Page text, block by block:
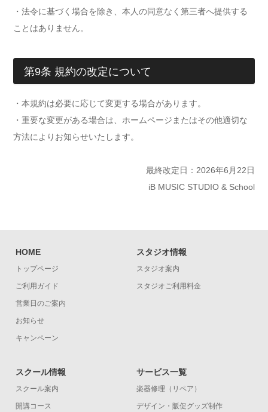
・法令に基づく場合を除き、本人の同意なく第三者へ提供する
ことはありません。
第9条 規約の改定について
・本規約は必要に応じて変更する場合があります。
・重要な変更がある場合は、ホームページまたはその他適切な
方法によりお知らせいたします。
最終改定日：2026年6月22日
iB MUSIC STUDIO & School
HOME
トップページ
ご利用ガイド
営業日のご案内
お知らせ
キャンペーン
スタジオ情報
スタジオ案内
スタジオご利用料金
スクール情報
スクール案内
開講コース
サービス一覧
楽器修理（リペア）
デザイン・販促グッズ制作